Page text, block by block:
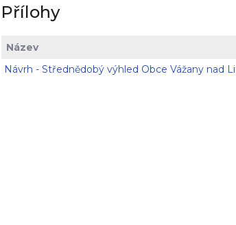
Přílohy
Název
Návrh - Střednědobý výhled Obce Vážany nad